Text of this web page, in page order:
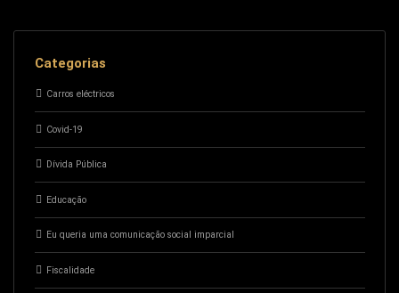
Categorias
Carros eléctricos
Covid-19
Dívida Pública
Educação
Eu queria uma comunicação social imparcial
Fiscalidade